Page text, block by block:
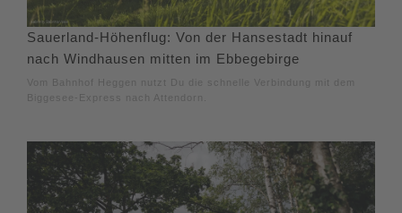
Sauerland-Höhenflug: Von der Hansestadt hinauf
nach Windhausen mitten im Ebbegebirge
Vom Bahnhof Heggen nutzt Du die schnelle Verbindung mit dem
Biggesee-Express nach Attendorn.